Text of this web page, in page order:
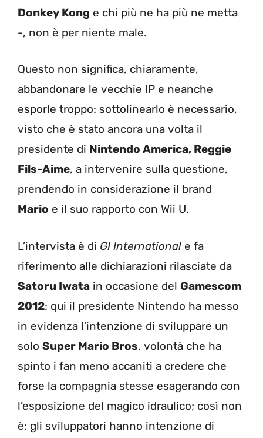
Donkey Kong e chi più ne ha più ne metta
-, non è per niente male.
Questo non significa, chiaramente,
abbandonare le vecchie IP e neanche
esporle troppo: sottolinearlo è necessario,
visto che è stato ancora una volta il
presidente di Nintendo America, Reggie
Fils-Aime, a intervenire sulla questione,
prendendo in considerazione il brand
Mario e il suo rapporto con Wii U.
L’intervista è di GI International e fa
riferimento alle dichiarazioni rilasciate da
Satoru Iwata in occasione del Gamescom
2012: qui il presidente Nintendo ha messo
in evidenza l’intenzione di sviluppare un
solo Super Mario Bros, volontà che ha
spinto i fan meno accaniti a credere che
forse la compagnia stesse esagerando con
l’esposizione del magico idraulico; così non
è: gli sviluppatori hanno intenzione di